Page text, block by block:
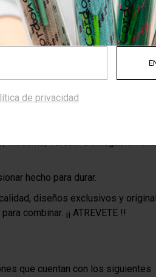
todo tipo de calzado, cuidamos
materiales.
moderno, versátil e
hecho para durar.
diseños exclusivos y
combinar. ¡¡ ATREVETE !!
que cuentan con los siguientes
de privacidad